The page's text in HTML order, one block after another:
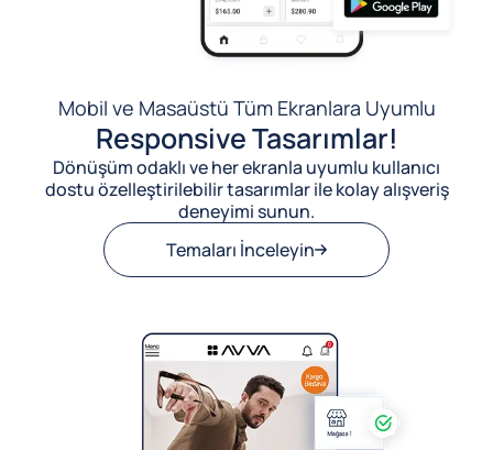
Mobil ve Masaüstü Tüm Ekranlara Uyumlu
Responsive Tasarımlar!
Dönüşüm odaklı ve her ekranla uyumlu kullanıcı
dostu özelleştirilebilir tasarımlar ile kolay alışveriş
deneyimi sunun.
Temaları İnceleyin